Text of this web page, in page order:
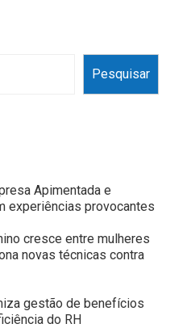
Pesquisar
Apimentada e
experiências provocantes
cresce entre mulheres
novas técnicas contra
gestão de benefícios
do RH